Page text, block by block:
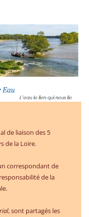
de liaison des 5
de la Loire.
correspondant de
de la
, sont partagés les